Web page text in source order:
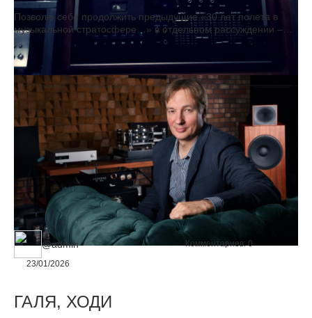
Позволю себе продолжить предыдущие «30 лет полета в
музыкальной стратосфере…» в отдельном рассуждении –
важно, действительно, оставаться в русле конкурса и быть
более практичным.
@admin
23/01/2026
Комментариев:0
ГАЛЯ, ХОДИ